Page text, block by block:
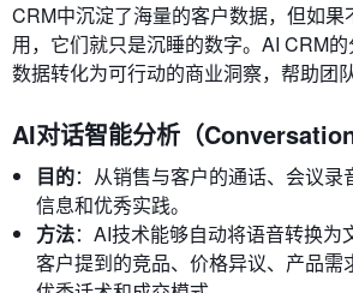
CRM中沉淀了海量的客户数据，但如果
用，它们就只是沉睡的数字。AI CRM
数据转化为可行动的商业洞察，帮助团
AI对话智能分析（
目的：从销售与客户的通话、会议
信息和优秀实践。
方法：AI技术能够自动将语音转换为
客户提到的竞品、价格异议、产品需